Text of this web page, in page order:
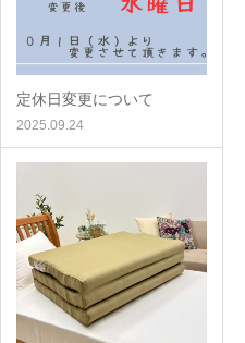
定休日変更について
2025.09.24